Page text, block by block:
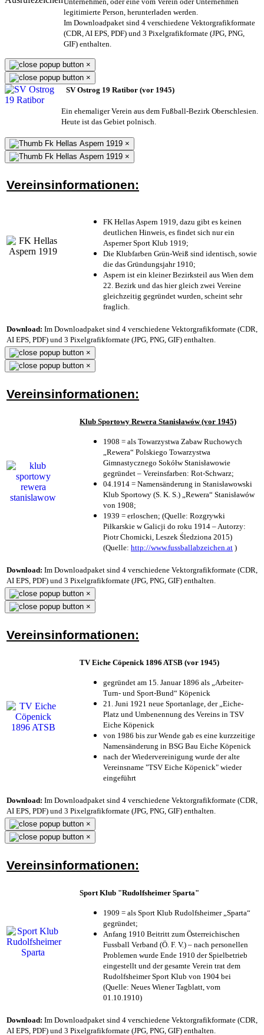
legitimierte Person, herunterladen werden.
Im Downloadpaket sind 4 verschiedene Vektorgrafikformate
(CDR, AI EPS, PDF) und 3 Pixelgrafikformate (JPG, PNG,
GIF) enthalten.
×
×
SV Ostrog 19 Ratibor (vor 1945)
Ein ehemaliger Verein aus dem Fußball-Bezirk Oberschlesien.
Heute ist das Gebiet polnisch.
×
×
Vereinsinformationen:
FK Hellas Aspern 1919, dazu gibt es keinen
deutlichen Hinweis, es findet sich nur ein
Asperner Sport Klub 1919;
Die Klubfarben Grün-Weiß sind identisch, sowie
die das Gründungsjahr 1910;
Aspern ist ein kleiner Bezirksteil aus Wien dem
22. Bezirk und das hier gleich zwei Vereine
gleichzeitig gegründet wurden, scheint sehr
fraglich.
Download: Im Downloadpaket sind 4 verschiedene Vektorgrafikformate (CDR,
AI EPS, PDF) und 3 Pixelgrafikformate (JPG, PNG, GIF) enthalten.
×
×
Vereinsinformationen:
Klub Sportowy Rewera Stanisławów (vor 1945)
1908 = als Towarzystwa Zabaw Ruchowych
„Rewera“ Polskiego Towarzystwa
Gimnastycznego Sokółw Stanisławowie
gegründet – Vereinsfarben: Rot-Schwarz;
04.1914 = Namensänderung in Stanisławowski
Klub Sportowy (S. K. S.) „Rewera“ Stanisławów
von 1908;
1939 = erloschen; (Quelle: Rozgrywki
Piłkarskie w Galicji do roku 1914 – Autorzy:
Piotr Chomicki, Leszek Śledziona 2015)
(Quelle: http://www.fussballabzeichen.at )
Download: Im Downloadpaket sind 4 verschiedene Vektorgrafikformate (CDR,
AI EPS, PDF) und 3 Pixelgrafikformate (JPG, PNG, GIF) enthalten.
×
×
Vereinsinformationen:
TV Eiche Cöpenick 1896 ATSB (vor 1945)
gegründet am 15. Januar 1896 als „Arbeiter-
Turn- und Sport-Bund“ Köpenick
21. Juni 1921 neue Sportanlage, der „Eiche-
Platz und Umbenennung des Vereins in TSV
Eiche Köpenick
von 1986 bis zur Wende gab es eine kurzzeitige
Namensänderung in BSG Bau Eiche Köpenick
nach der Wiedervereinigung wurde der alte
Vereinsname "TSV Eiche Köpenick" wieder
eingeführt
Download: Im Downloadpaket sind 4 verschiedene Vektorgrafikformate (CDR,
AI EPS, PDF) und 3 Pixelgrafikformate (JPG, PNG, GIF) enthalten.
×
×
Vereinsinformationen:
Sport Klub "Rudolfsheimer Sparta"
1909 = als Sport Klub Rudolfsheimer „Sparta“
gegründet;
Anfang 1910 Beitritt zum Österreichischen
Fussball Verband (Ö. F. V.) – nach personellen
Problemen wurde Ende 1910 der Spielbetrieb
eingestellt und der gesamte Verein trat dem
Rudolfsheimer Sport Klub von 1904 bei
(Quelle: Neues Wiener Tagblatt, vom
01.10.1910)
Download: Im Downloadpaket sind 4 verschiedene Vektorgrafikformate (CDR,
AI EPS, PDF) und 3 Pixelgrafikformate (JPG, PNG, GIF) enthalten.